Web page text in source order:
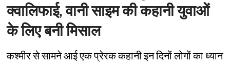
क्वालिफाई, वानी साइम की कहानी युवाओं
के लिए बनी मिसाल
कश्मीर से सामने आई एक प्रेरक कहानी इन दिनों लोगों का ध्यान